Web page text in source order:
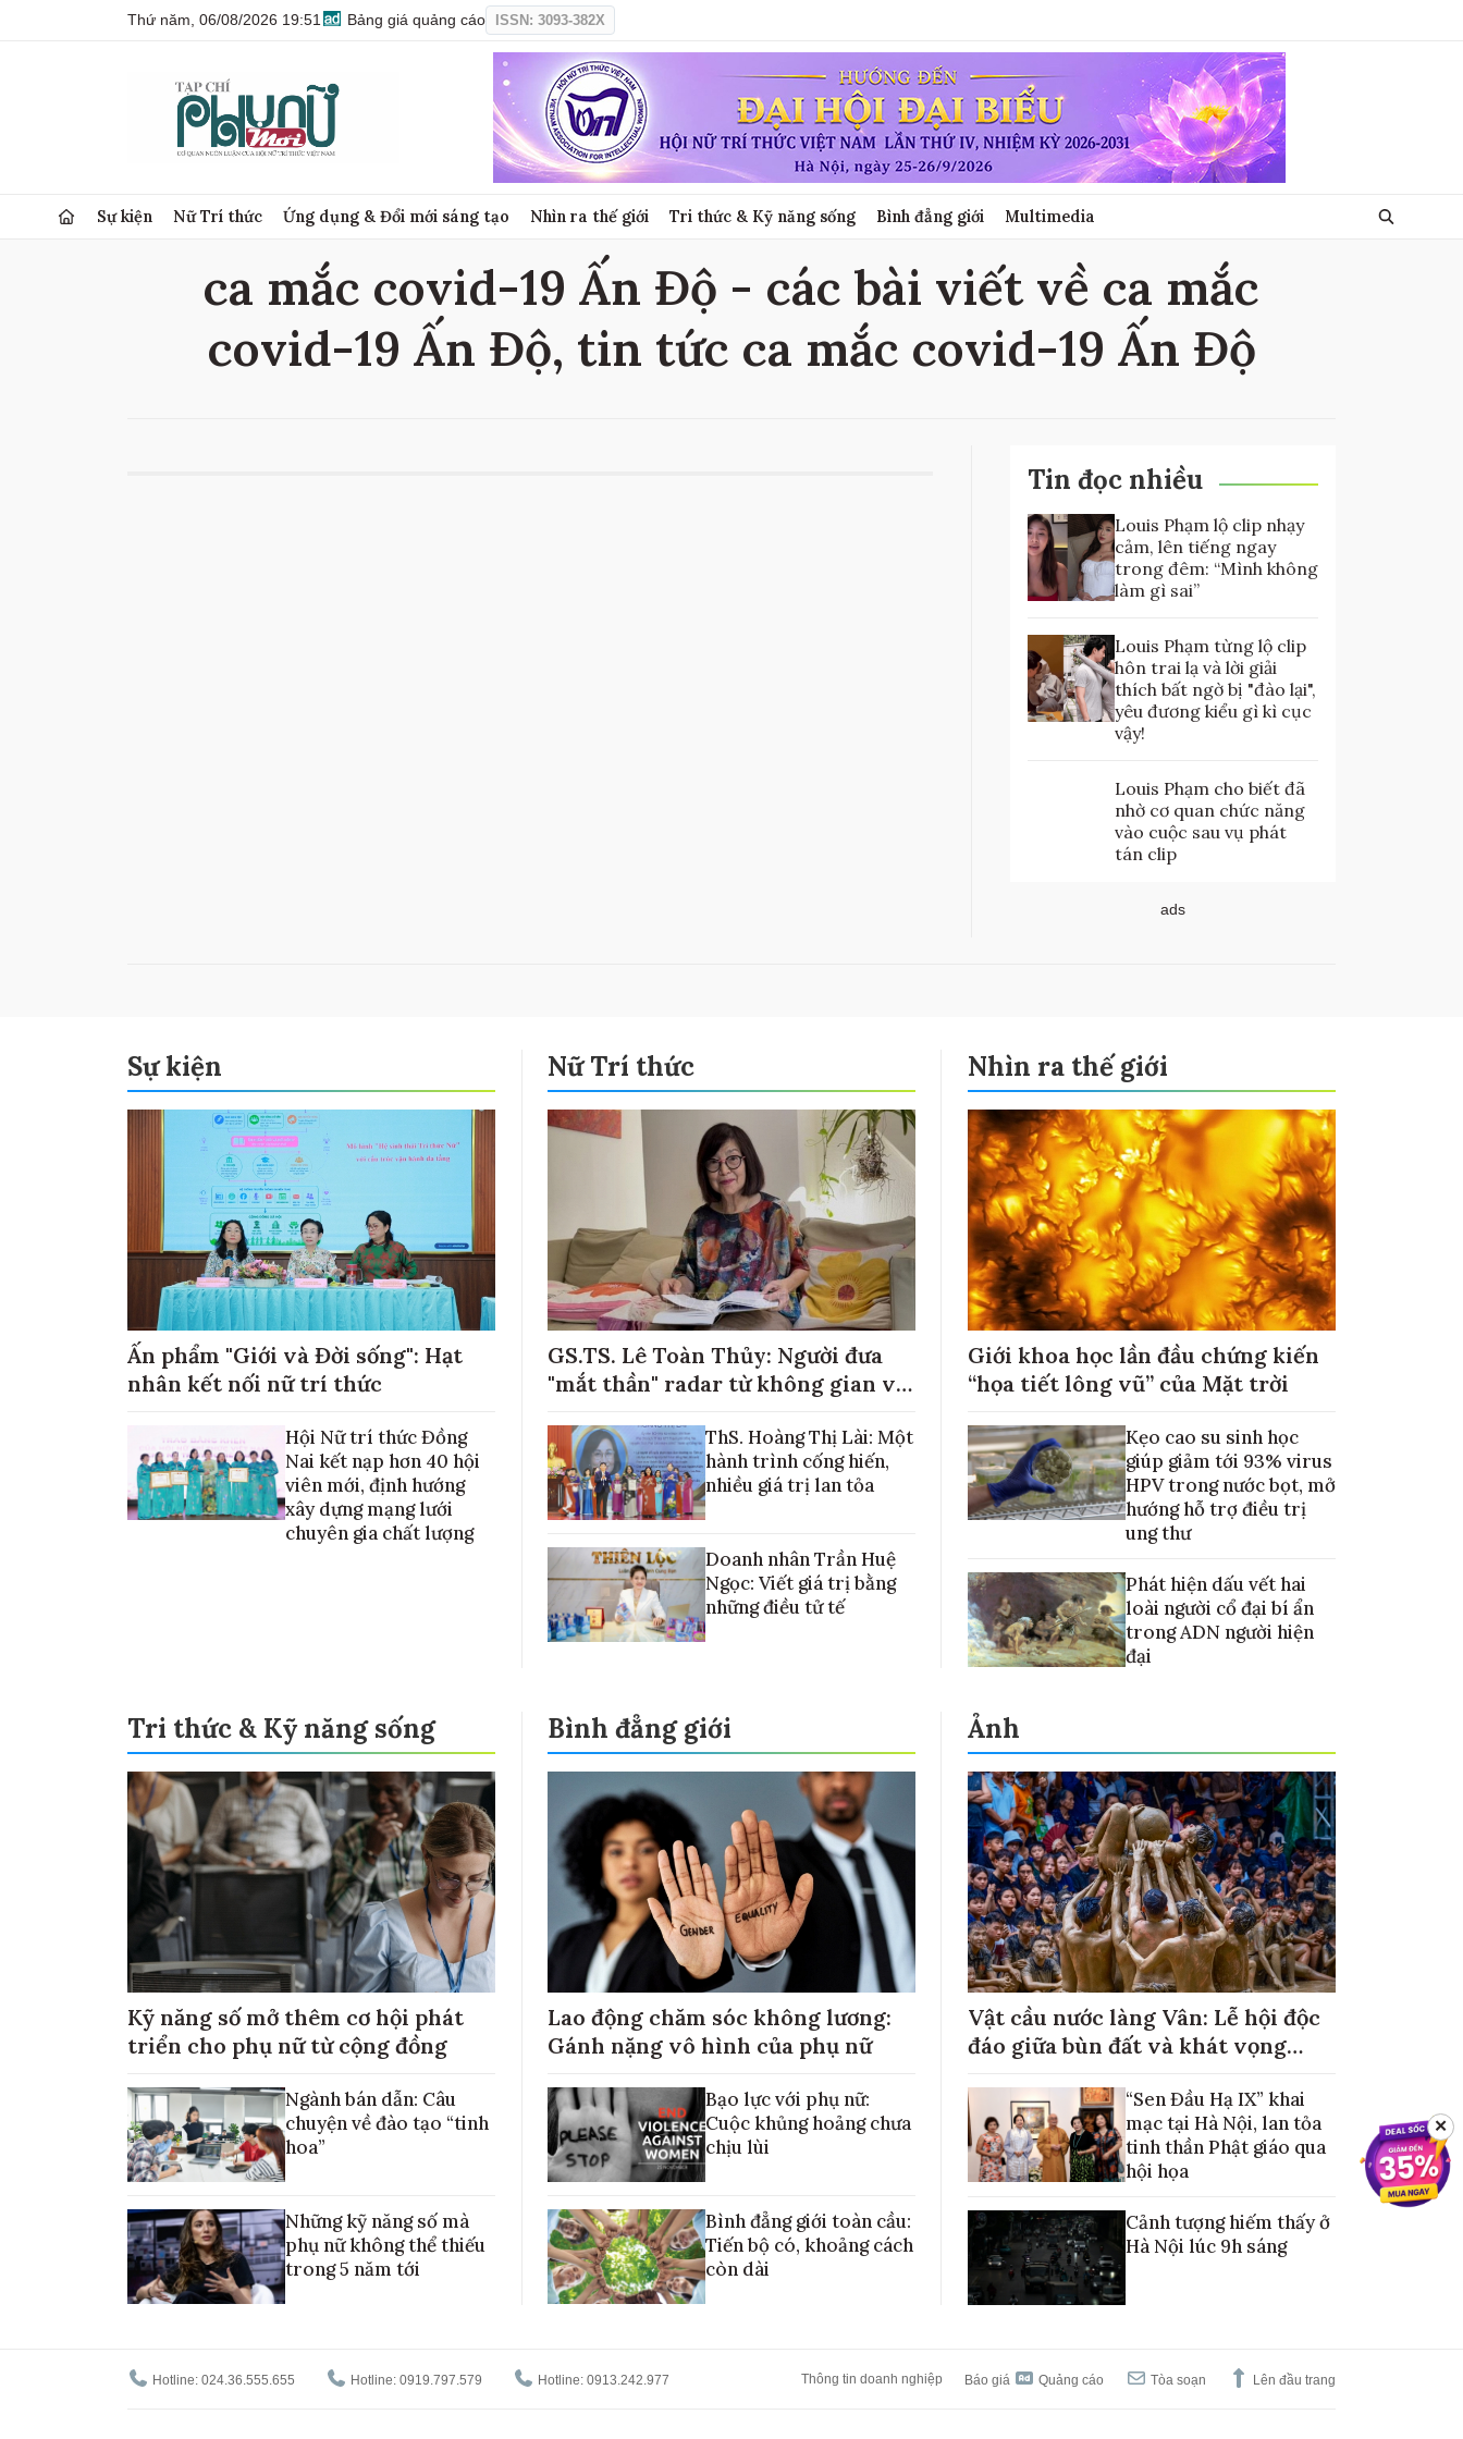
Thứ năm, 06/08/2026 19:51 Bảng giá quảng cáo ISSN: 3093-382X
Sự kiện Nữ Trí thức Ứng dụng & Đổi mới sáng tạo Nhìn ra thế giới Tri thức & Kỹ năng sống Bình đẳng giới Multimedia
ca mắc covid-19 Ấn Độ - các bài viết về ca mắc
covid-19 Ấn Độ, tin tức ca mắc covid-19 Ấn Độ
Tin đọc nhiều
Louis Phạm lộ clip nhạy
cảm, lên tiếng ngay
trong đêm: “Mình không
làm gì sai”
Louis Phạm từng lộ clip
hôn trai lạ và lời giải
thích bất ngờ bị "đào lại",
yêu đương kiểu gì kì cục
vậy!
Louis Phạm cho biết đã
nhờ cơ quan chức năng
vào cuộc sau vụ phát
tán clip
ads
Sự kiện
Ấn phẩm "Giới và Đời sống": Hạt
nhân kết nối nữ trí thức
Hội Nữ trí thức Đồng
Nai kết nạp hơn 40 hội
viên mới, định hướng
xây dựng mạng lưới
chuyên gia chất lượng
Nữ Trí thức
GS.TS. Lê Toàn Thủy: Người đưa
"mắt thần" radar từ không gian về
ThS. Hoàng Thị Lài: Một
hành trình cống hiến,
nhiều giá trị lan tỏa
Doanh nhân Trần Huệ
Ngọc: Viết giá trị bằng
những điều tử tế
Nhìn ra thế giới
Giới khoa học lần đầu chứng kiến
“họa tiết lông vũ” của Mặt trời
Kẹo cao su sinh học
giúp giảm tới 93% virus
HPV trong nước bọt, mở
hướng hỗ trợ điều trị
ung thư
Phát hiện dấu vết hai
loài người cổ đại bí ẩn
trong ADN người hiện
đại
Tri thức & Kỹ năng sống
Kỹ năng số mở thêm cơ hội phát
triển cho phụ nữ từ cộng đồng
Ngành bán dẫn: Câu
chuyện về đào tạo “tinh
hoa”
Những kỹ năng số mà
phụ nữ không thể thiếu
trong 5 năm tới
Bình đẳng giới
Lao động chăm sóc không lương:
Gánh nặng vô hình của phụ nữ
Bạo lực với phụ nữ:
Cuộc khủng hoảng chưa
chịu lùi
Bình đẳng giới toàn cầu:
Tiến bộ có, khoảng cách
còn dài
Ảnh
Vật cầu nước làng Vân: Lễ hội độc
đáo giữa bùn đất và khát vọng
“Sen Đầu Hạ IX” khai
mạc tại Hà Nội, lan tỏa
tinh thần Phật giáo qua
hội họa
Cảnh tượng hiếm thấy ở
Hà Nội lúc 9h sáng
Hotline: 024.36.555.655 Hotline: 0919.797.579 Hotline: 0913.242.977 Thông tin doanh nghiệp Báo giá Quảng cáo Tòa soạn Lên đầu trang
✕